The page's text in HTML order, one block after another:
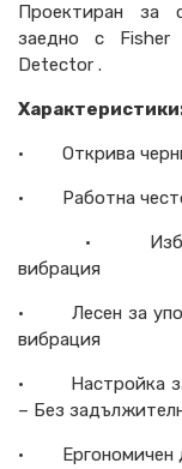
Проектиран за
заедно с Fisher
Detector .
Характеристики
· Открива
· Работна
·
вибрация
· Лесен за
вибрация
·
Настройка
– Без
· Ергономичен